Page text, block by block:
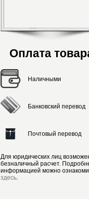
Оплата
Наличными
Банковский перевод
Почтовый перевод
Для юридических лиц
безналичный расчет.
информацией можно
здесь.